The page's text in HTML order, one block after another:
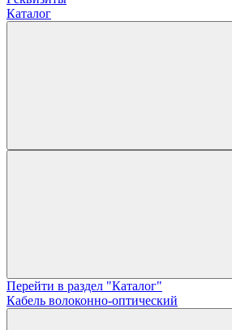
Каталог
Перейти в раздел "Каталог"
Кабель волоконно-оптический